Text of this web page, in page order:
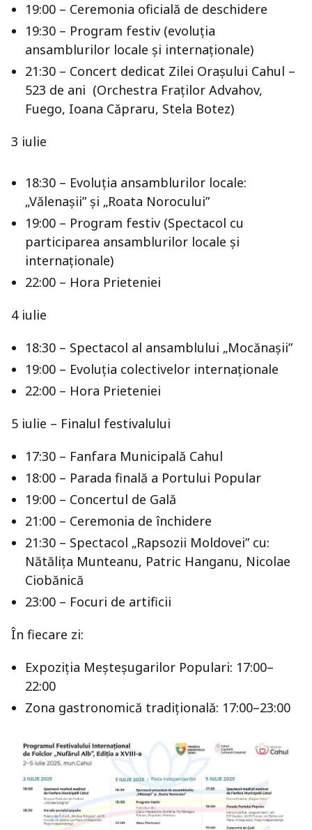
19:00 – Ceremonia oficială de deschidere
19:30 – Program festiv (evoluția
ansamblurilor locale și internaționale)
21:30 – Concert dedicat Zilei Orașului Cahul –
523 de ani (Orchestra Fraților Advahov,
Fuego, Ioana Căpraru, Stela Botez)
3 iulie
18:30 – Evoluția ansamblurilor locale:
„Vălenașii” și „Roata Norocului”
19:00 – Program festiv (Spectacol cu
participarea ansamblurilor locale și
internaționale)
22:00 – Hora Prieteniei
4 iulie
18:30 – Spectacol al ansamblului „Mocănașii”
19:00 – Evoluția colectivelor internaționale
22:00 – Hora Prieteniei
5 iulie – Finalul festivalului
17:30 – Fanfara Municipală Cahul
18:00 – Parada finală a Portului Popular
19:00 – Concertul de Gală
21:00 – Ceremonia de închidere
21:30 – Spectacol „Rapsozii Moldovei” cu:
Nătălița Munteanu, Patric Hanganu, Nicolae
Ciobănică
23:00 – Focuri de artificii
În fiecare zi:
Expoziția Meșteșugarilor Populari: 17:00–
22:00
Zona gastronomică tradițională: 17:00–23:00